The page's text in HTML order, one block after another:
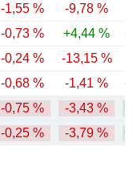
-1,55 % -9,78 %
-0,73 % +4,44 %
-0,24 % -13,15 %
-0,68 % -1,41 %
-0,75 % -3,43 %
-0,25 % -3,79 %